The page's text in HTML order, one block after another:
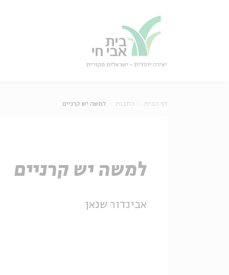
דף הבית כתבות למשה יש קרניים
למשה יש קרניים
אביגדור שנאן